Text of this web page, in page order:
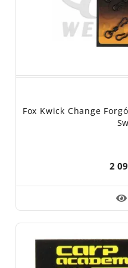
Fox Kwick Change
2